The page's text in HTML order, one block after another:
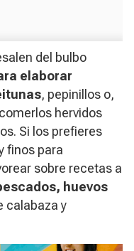
del bulbo
elaborar
, pepinillos o,
hervidos
Si los prefieres
finos para
sobre recetas a
huevos
calabaza y